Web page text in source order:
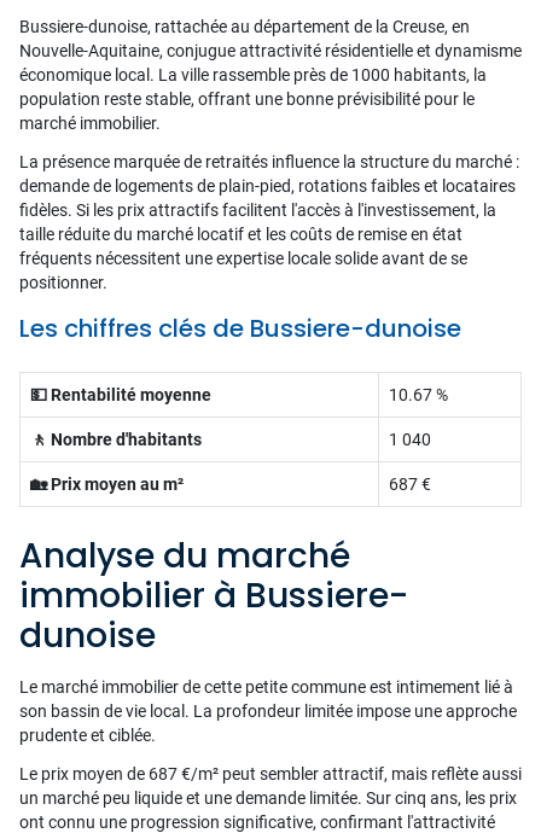
Bussiere-dunoise, rattachée au département de la Creuse, en
Nouvelle-Aquitaine, conjugue attractivité résidentielle et dynamisme
économique local. La ville rassemble près de 1000 habitants, la
population reste stable, offrant une bonne prévisibilité pour le
marché immobilier.
La présence marquée de retraités influence la structure du marché :
demande de logements de plain-pied, rotations faibles et locataires
fidèles. Si les prix attractifs facilitent l'accès à l'investissement, la
taille réduite du marché locatif et les coûts de remise en état
fréquents nécessitent une expertise locale solide avant de se
positionner.
Les chiffres clés de Bussiere-dunoise
💵 Rentabilité moyenne 10.67 %
🚶 Nombre d'habitants 1 040
🏡 Prix moyen au m² 687 €
Analyse du marché
immobilier à Bussiere-
dunoise
Le marché immobilier de cette petite commune est intimement lié à
son bassin de vie local. La profondeur limitée impose une approche
prudente et ciblée.
Le prix moyen de 687 €/m² peut sembler attractif, mais reflète aussi
un marché peu liquide et une demande limitée. Sur cinq ans, les prix
ont connu une progression significative, confirmant l'attractivité